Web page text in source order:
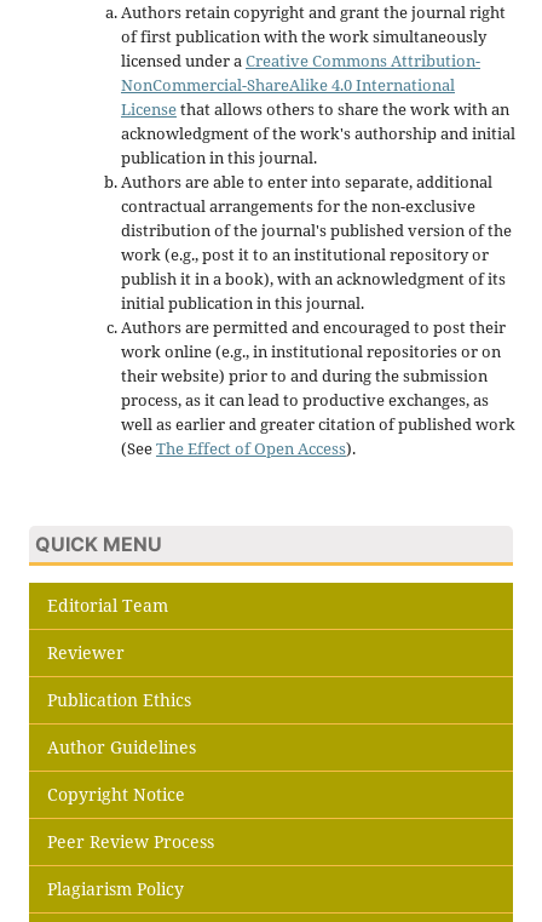
Authors retain copyright and grant the journal right
of first publication with the work simultaneously
licensed under aCreative Commons Attribution-
NonCommercial-ShareAlike 4.0 International
Licensethat allows others to share the work with an
acknowledgment of the work's authorship and initial
publication in this journal.
Authors are able to enter into separate, additional
contractual arrangements for the non-exclusive
distribution of the journal's published version of the
work (e.g., post it to an institutional repository or
publish it in a book), with an acknowledgment of its
initial publication in this journal.
Authors are permitted and encouraged to post their
work online (e.g., in institutional repositories or on
their website) prior to and during the submission
process, as it can lead to productive exchanges, as
well as earlier and greater citation of published work
(SeeThe Effect of Open Access).
QUICK MENU
Editorial Team
Reviewer
Publication Ethics
Author Guidelines
Copyright Notice
Peer Review Process
Plagiarism Policy